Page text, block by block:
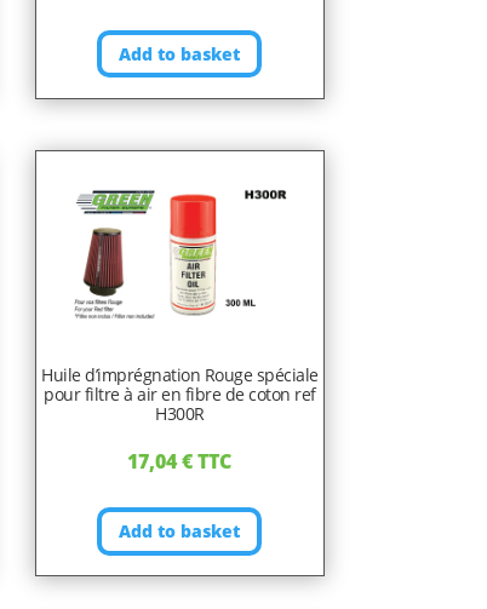
Add to basket
Huile d’imprégnation Rouge spéciale
pour filtre à air en fibre de coton ref
H300R
17,04€ TTC
Add to basket